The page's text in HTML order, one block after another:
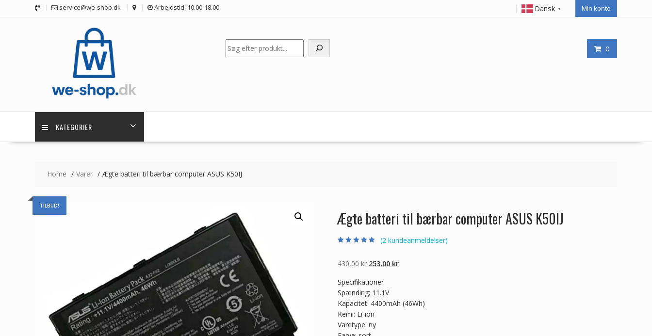
service@we-shop.dk Arbejdstid: 10.00-18.00 Dansk ▼ Min konto
0
Søg
KATEGORIER
Home Varer Ægte batteri til bærbar computer ASUS K50IJ
TILBUD!
Ægte batteri til bærbar computer ASUS K50IJ
baseret på
kundebedømme
(2 kundeanmeldelser)
430,00kr Den
pris
var:
430,00 kr.
253,00 krDen
253,00 kr.
Specifikationer
Spænding: 11.1V
Kapacitet: 4400mAh (46Wh)
Kemi: Li-ion
Varetype: ny